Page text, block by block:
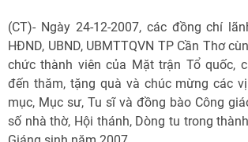
(CT)- Ngày 24-12-2007, các đồng chí
HĐND, UBND, UBMTTQVN TP Cần Thơ
chức thành viên của Mặt trận Tổ quốc,
đến thăm, tặng quà và chúc mừng các
mục, Mục sư, Tu sĩ và đồng bào Công
số nhà thờ, Hội thánh, Dòng tu trong